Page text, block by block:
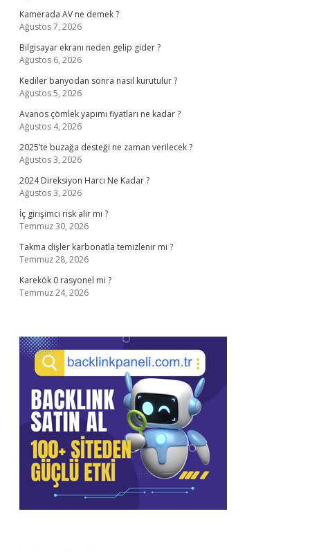
Kamerada AV ne demek ?
Ağustos 7, 2026
Bilgisayar ekranı neden gelip gider ?
Ağustos 6, 2026
Kediler banyodan sonra nasıl kurutulur ?
Ağustos 5, 2026
Avanos çömlek yapımı fiyatları ne kadar ?
Ağustos 4, 2026
2025’te buzağa desteği ne zaman verilecek ?
Ağustos 3, 2026
2024 Direksiyon Harcı Ne Kadar ?
Ağustos 3, 2026
İç girişimci risk alır mı ?
Temmuz 30, 2026
Takma dişler karbonatla temizlenir mi ?
Temmuz 28, 2026
Karekök 0 rasyonel mi ?
Temmuz 24, 2026